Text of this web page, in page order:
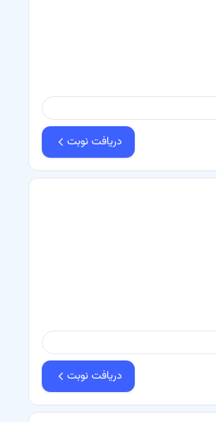
دریافت نوبت
دریافت نوبت